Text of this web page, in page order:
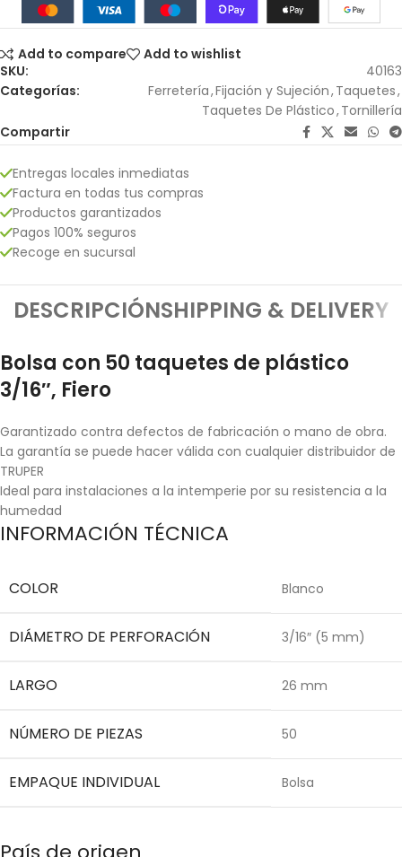
Add to compare
Add to wishlist
SKU:
40163
Categorías:
Ferretería,Fijación y Sujeción,Taquetes,
Taquetes De Plástico,Tornillería
Compartir
Entregas locales inmediatas
Factura en todas tus compras
Productos garantizados
Pagos 100% seguros
Recoge en sucursal
DESCRIPCIÓNSHIPPING & DELIVERY
Bolsa con 50 taquetes de plástico
3/16″, Fiero
Garantizado contra defectos de fabricación o mano de obra.
La garantía se puede hacer válida con cualquier distribuidor de
TRUPER
Ideal para instalaciones a la intemperie por su resistencia a la
humedad
INFORMACIÓN TÉCNICA
COLOR Blanco
DIÁMETRO DE PERFORACIÓN 3/16″ (5 mm)
LARGO 26 mm
NÚMERO DE PIEZAS 50
EMPAQUE INDIVIDUAL Bolsa